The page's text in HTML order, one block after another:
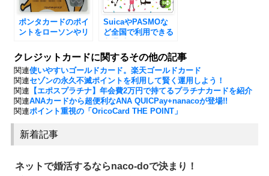
ポンタカードのポイ
ントをローソンやリ
用する方法
SuicaやPASMOな
ど全国で利用できる
得な使い方
クレジットカードに関するその他の記事
関連使いやすいゴールドカード。楽天ゴールドカード
関連セゾンの永久不滅ポイントを利用して賢く運用しよう！
関連 【エポスプラチナ】年会費2万円で持てるプラチナカードを紹介
関連ANAカードから超便利なANA QUICPay+nanacoが登場!!
関連ポイント重視の「OricoCard THE POINT」
新着記事
ネットで婚活するならnaco-doで決まり！